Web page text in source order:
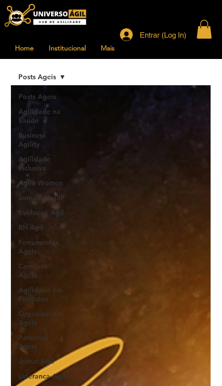
Home Institucional Mais
Entrar (Log In)
Posts Ageis
Agilidade na
Saude
Business
Agility
Agilidade
Inclusiva
Agile Women
Jornada Agil
Evolucao Agil
RH Agil
Ferramentas
Ageis
Carreiras
Ageis
Agilidade em
Produtos
Organizacoes
Ageis
Parcerias
Ageis
Jornal Agil
Lideranca Agil
Posts Ageis